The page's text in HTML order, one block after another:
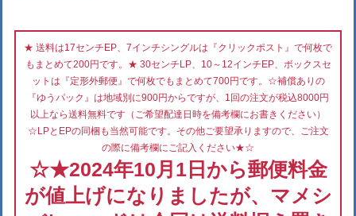
★ 送料は17センチEP、7インチシングルは『クリックポスト』で何枚で
もまとめて200円です。★ 30センチLP、10～12インチEP、ボックスセ
ットは『定形外郵便』で何枚でもまとめて700円です。☆補償ありの
『ゆうパック』は地域別に900円からですが、1回の注文が税込8000円
以上なら送料無料です（ご希望配達日時を備考欄にお書きください）
☆LPとEPの同梱も当然可能です。その他ご要望承りますので、ご注文
の際に備考欄にご記入ください★☆
☆★2024年10月1日から郵便料金
が値上げになりましたが、マメシ